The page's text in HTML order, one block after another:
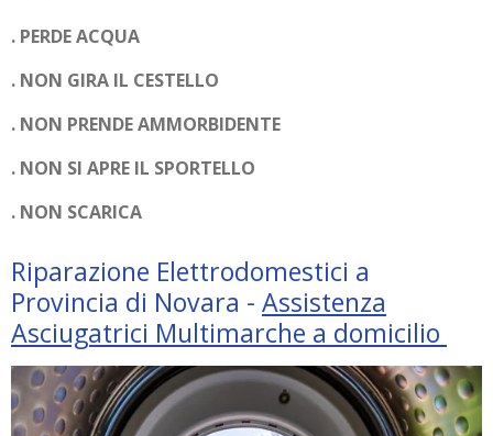
. PERDE ACQUA
. NON GIRA IL CESTELLO
. NON PRENDE AMMORBIDENTE
. NON SI APRE IL SPORTELLO
. NON SCARICA
Riparazione Elettrodomestici a
Provincia di Novara - Assistenza
Asciugatrici Multimarche a domicilio